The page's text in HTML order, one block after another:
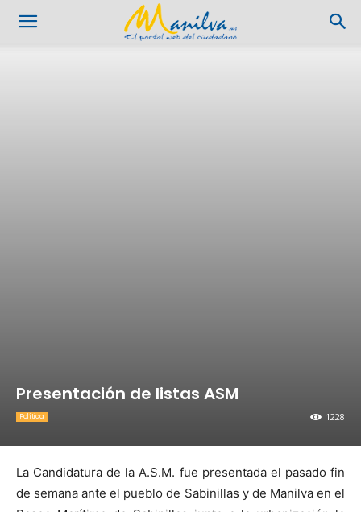
Presentación de listas ASM
1228
Política
La Candidatura de la A.S.M. fue presentada el pasado fin
de semana ante el pueblo de Sabinillas y de Manilva en el